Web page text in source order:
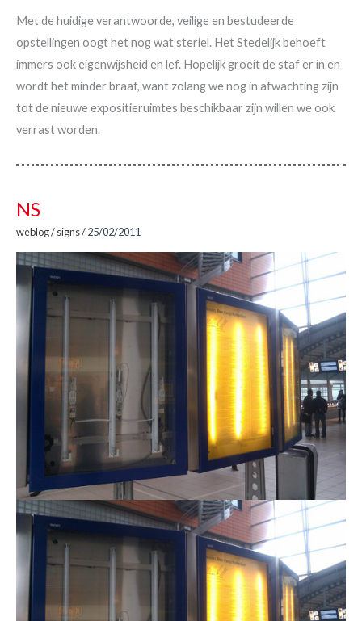
Met de huidige verantwoorde, veilige en bestudeerde
opstellingen oogt het nog wat steriel. Het Stedelijk behoeft
immers ook eigenwijsheid en lef. Hopelijk groeit de staf er in en
wordt het minder braaf, want zolang we nog in afwachting zijn
tot de nieuwe expositieruimtes beschikbaar zijn willen we ook
verrast worden.
NS
weblog/signs/25/02/2011